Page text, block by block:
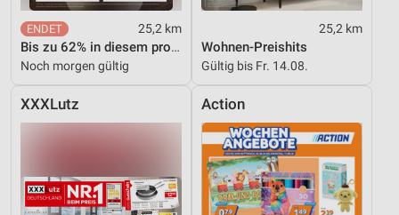
25,2 km
Bis zu 62% in diesem prospekt
Noch morgen gültig
25,2 km
Wohnen-Preishits
Gültig bis Fr. 14.08.
XXXLutz Action